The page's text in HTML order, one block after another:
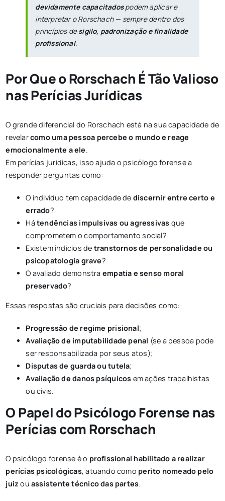
devidamente capacitadospodem aplicar e
interpretar o Rorschach — sempre dentro dos
princípios desigilo, padronização e finalidade
profissional.
Por Que o Rorschach É Tão Valioso
nas Perícias Jurídicas
O grande diferencial do Rorschach está na sua capacidade de
revelarcomo uma pessoa percebe o mundo e reage
emocionalmente a ele.
Em perícias jurídicas, isso ajuda o psicólogo forense a
responder perguntas como:
O indivíduo tem capacidade de discernir entre certo e
errado?
Hátendências impulsivas ou agressivas que
comprometem o comportamento social?
Existem indícios de transtornos de personalidade ou
psicopatologia grave?
O avaliado demonstra empatia e senso moral
preservado?
Essas respostas são cruciais para decisões como:
Progressão de regime prisional;
Avaliação de imputabilidade penal (se a pessoa pode
ser responsabilizada por seus atos);
Disputas de guarda ou tutela;
Avaliação de danos psíquicos em ações trabalhistas
ou civis.
O Papel do Psicólogo Forense nas
Perícias com Rorschach
O psicólogo forense é o profissional habilitado a realizar
perícias psicológicas, atuando como perito nomeado pelo
juiz ouassistente técnico das partes.